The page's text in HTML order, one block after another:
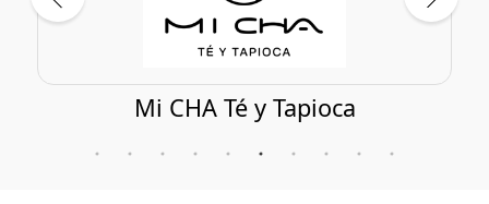
Mi CHA Té y Tapioca